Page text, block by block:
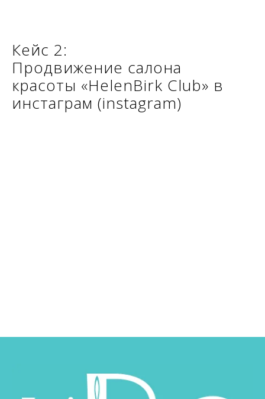
Кейс 2:
Продвижение салона
красоты «HelenBirk Club» в
инстаграм (instagram)